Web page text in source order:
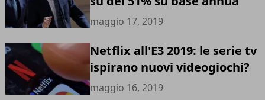
maggio 17, 2019
Netflix all'E3 2019: le serie tv
ispirano nuovi videogiochi?
maggio 16, 2019